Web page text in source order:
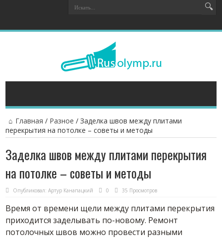
Главная / Разное /Заделка швов между плитами
перекрытия на потолке – советы и методы
Заделка швов между плитами перекрытия
на потолке – советы и методы
Опубликовал:Артур Канапацкий 0 35 Просмотров
Время от времени щели между плитами перекрытия
приходится заделывать по-новому. Ремонт
потолочных швов можно провести разными